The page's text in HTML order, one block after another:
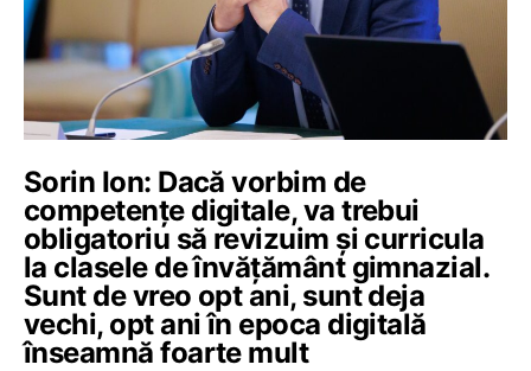
Sorin Ion: Dacă vorbim de
competenţe digitale, va trebui
obligatoriu să revizuim şi curricula
la clasele de învăţământ gimnazial.
Sunt de vreo opt ani, sunt deja
vechi, opt ani în epoca digitală
înseamnă foarte mult